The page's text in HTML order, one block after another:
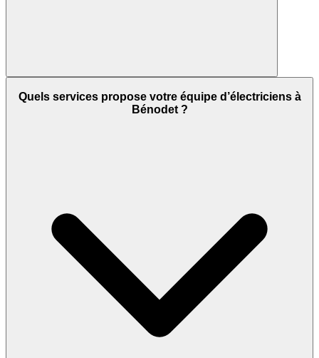
Quels services propose votre équipe d’électriciens à
Bénodet ?